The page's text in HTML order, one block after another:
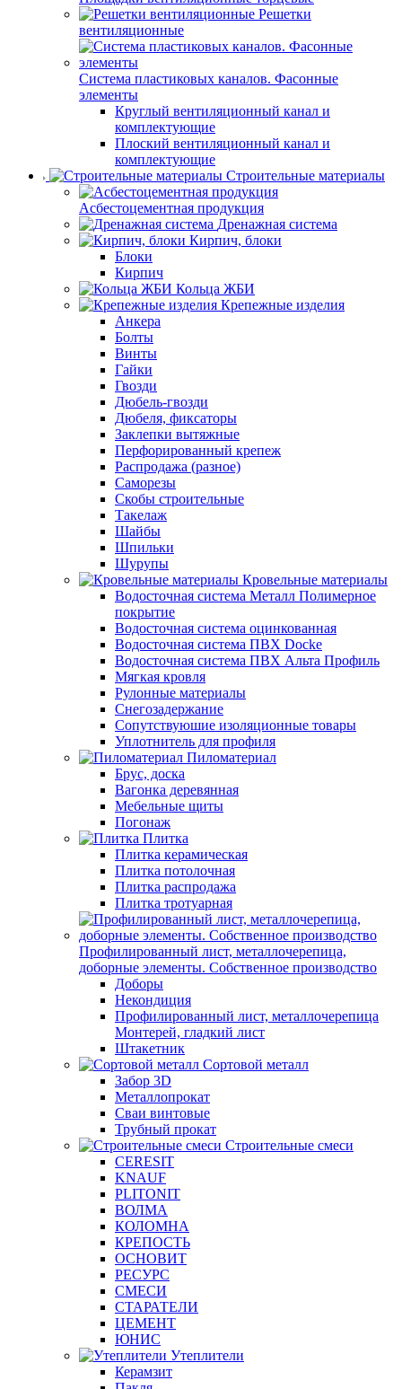
Решетки
вентиляционные
Система пластиковых каналов. Фасонные
элементы
Круглый вентиляционный канал и
комплектующие
Плоский вентиляционный канал и
комплектующие
Строительные материалы
Асбестоцементная продукция
Дренажная система
Кирпич, блоки
Блоки
Кирпич
Кольца ЖБИ
Крепежные изделия
Анкера
Болты
Винты
Гайки
Гвозди
Дюбель-гвозди
Дюбеля, фиксаторы
Заклепки вытяжные
Перфорированный крепеж
Распродажа (разное)
Саморезы
Скобы строительные
Такелаж
Шайбы
Шпильки
Шурупы
Кровельные материалы
Водосточная система Металл Полимерное
покрытие
Водосточная система оцинкованная
Водосточная система ПВХ Docke
Водосточная система ПВХ Альта Профиль
Мягкая кровля
Рулонные материалы
Снегозадержание
Сопутствуюшие изоляционные товары
Уплотнитель для профиля
Пиломатериал
Брус, доска
Вагонка деревянная
Мебельные щиты
Погонаж
Плитка
Плитка керамическая
Плитка потолочная
Плитка распродажа
Плитка тротуарная
Профилированный лист, металлочерепица,
доборные элементы. Собственное производство
Доборы
Некондиция
Профилированный лист, металлочерепица
Монтерей, гладкий лист
Штакетник
Сортовой металл
Забор 3D
Металлопрокат
Сваи винтовые
Трубный прокат
Строительные смеси
CERESIT
KNAUF
PLITONIT
ВОЛМА
КОЛОМНА
КРЕПОСТЬ
ОСНОВИТ
РЕСУРС
СМЕСИ
СТАРАТЕЛИ
ЦЕМЕНТ
ЮНИС
Утеплители
Керамзит